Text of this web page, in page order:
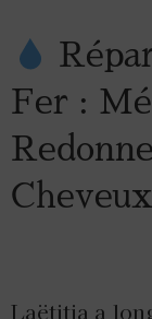
Fer :
Cheveux
Laëtitia a